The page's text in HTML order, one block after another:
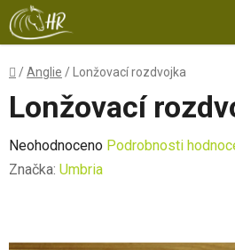
Přejít
na
obsah
Domů
/Anglie / Lonžovací rozdvojka
Lonžovací
Průměrné
hodnocení
0,0
Neohodnoceno Podrobnosti
Značka: Umbria